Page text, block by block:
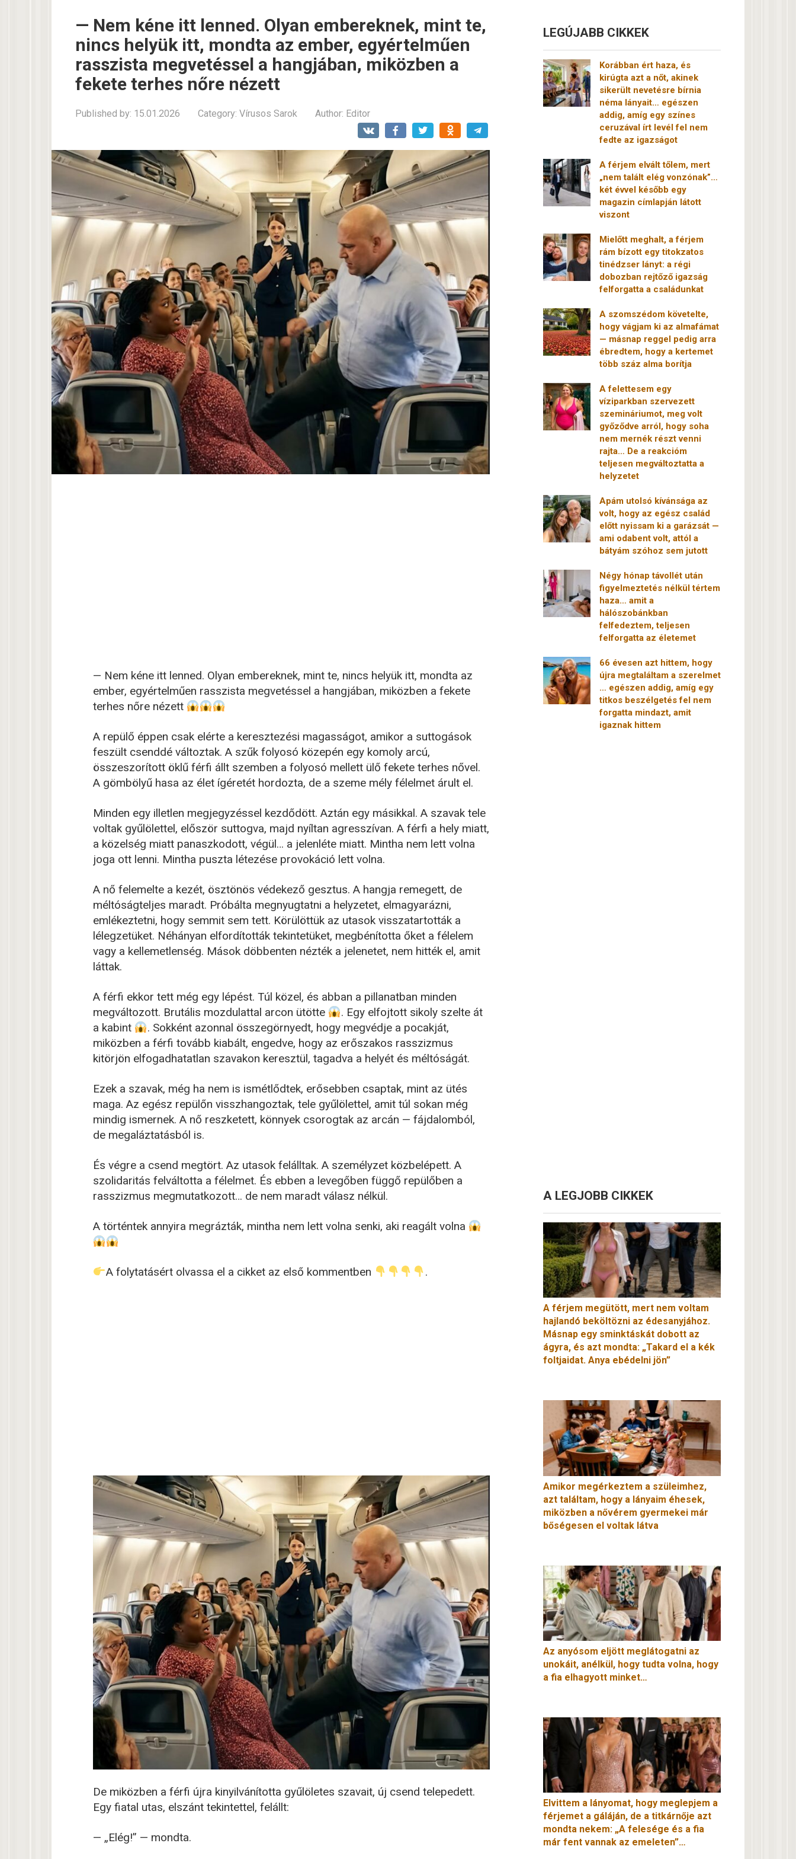
— Nem kéne itt lenned. Olyan embereknek, mint te,
nincs helyük itt, mondta az ember, egyértelműen
rasszista megvetéssel a hangjában, miközben a
fekete terhes nőre nézett
Published by: 15.01.2026 Category: Vírusos Sarok Author: Editor
— Nem kéne itt lenned. Olyan embereknek, mint te, nincs helyük itt, mondta az
ember, egyértelműen rasszista megvetéssel a hangjában, miközben a fekete
terhes nőre nézett
A repülő éppen csak elérte a keresztezési magasságot, amikor a suttogások
feszült csenddé változtak. A szűk folyosó közepén egy komoly arcú,
összeszorított öklű férfi állt szemben a folyosó mellett ülő fekete terhes nővel.
A gömbölyű hasa az élet ígéretét hordozta, de a szeme mély félelmet árult el.
Minden egy illetlen megjegyzéssel kezdődött. Aztán egy másikkal. A szavak tele
voltak gyűlölettel, először suttogva, majd nyíltan agresszívan. A férfi a hely miatt,
a közelség miatt panaszkodott, végül… a jelenléte miatt. Mintha nem lett volna
joga ott lenni. Mintha puszta létezése provokáció lett volna.
A nő felemelte a kezét, ösztönös védekező gesztus. A hangja remegett, de
méltóságteljes maradt. Próbálta megnyugtatni a helyzetet, elmagyarázni,
emlékeztetni, hogy semmit sem tett. Körülöttük az utasok visszatartották a
lélegzetüket. Néhányan elfordították tekintetüket, megbénította őket a félelem
vagy a kellemetlenség. Mások döbbenten nézték a jelenetet, nem hitték el, amit
láttak.
A férfi ekkor tett még egy lépést. Túl közel, és abban a pillanatban minden
megváltozott. Brutális mozdulattal arcon ütötte
. Egy elfojtott sikoly szelte át
a kabint
. Sokként azonnal összegörnyedt, hogy megvédje a pocakját,
miközben a férfi tovább kiabált, engedve, hogy az erőszakos rasszizmus
kitörjön elfogadhatatlan szavakon keresztül, tagadva a helyét és méltóságát.
Ezek a szavak, még ha nem is ismétlődtek, erősebben csaptak, mint az ütés
maga. Az egész repülőn visszhangoztak, tele gyűlölettel, amit túl sokan még
mindig ismernek. A nő reszketett, könnyek csorogtak az arcán — fájdalomból,
de megaláztatásból is.
És végre a csend megtört. Az utasok felálltak. A személyzet közbelépett. A
szolidaritás felváltotta a félelmet. És ebben a levegőben függő repülőben a
rasszizmus megmutatkozott… de nem maradt válasz nélkül.
A történtek annyira megrázták, mintha nem lett volna senki, aki reagált volna
A folytatásért olvassa el a cikket az első kommentben .
De miközben a férfi újra kinyilvánította gyűlöletes szavait, új csend telepedett.
Egy fiatal utas, elszánt tekintettel, felállt:
— „Elég!” — mondta.
LEGÚJABB CIKKEK
Korábban ért haza, és
kirúgta azt a nőt, akinek
sikerült nevetésre bírnia
néma lányait… egészen
addig, amíg egy színes
ceruzával írt levél fel nem
fedte az igazságot
A férjem elvált tőlem, mert
„nem talált elég vonzónak”…
két évvel később egy
magazin címlapján látott
viszont
Mielőtt meghalt, a férjem
rám bízott egy titokzatos
tinédzser lányt: a régi
dobozban rejtőző igazság
felforgatta a családunkat
A szomszédom követelte,
hogy vágjam ki az almafámat
— másnap reggel pedig arra
ébredtem, hogy a kertemet
több száz alma borítja
A felettesem egy
víziparkban szervezett
szemináriumot, meg volt
győződve arról, hogy soha
nem mernék részt venni
rajta… De a reakcióm
teljesen megváltoztatta a
helyzetet
Apám utolsó kívánsága az
volt, hogy az egész család
előtt nyissam ki a garázsát —
ami odabent volt, attól a
bátyám szóhoz sem jutott
Négy hónap távollét után
figyelmeztetés nélkül tértem
haza… amit a
hálószobánkban
felfedeztem, teljesen
felforgatta az életemet
66 évesen azt hittem, hogy
újra megtaláltam a szerelmet
… egészen addig, amíg egy
titkos beszélgetés fel nem
forgatta mindazt, amit
igaznak hittem
A LEGJOBB CIKKEK
A férjem megütött, mert nem voltam
hajlandó beköltözni az édesanyjához.
Másnap egy sminktáskát dobott az
ágyra, és azt mondta: „Takard el a kék
foltjaidat. Anya ebédelni jön”
Amikor megérkeztem a szüleimhez,
azt találtam, hogy a lányaim éhesek,
miközben a nővérem gyermekei már
bőségesen el voltak látva
Az anyósom eljött meglátogatni az
unokáit, anélkül, hogy tudta volna, hogy
a fia elhagyott minket…
Elvittem a lányomat, hogy meglepjem a
férjemet a gáláján, de a titkárnője azt
mondta nekem: „A felesége és a fia
már fent vannak az emeleten”…